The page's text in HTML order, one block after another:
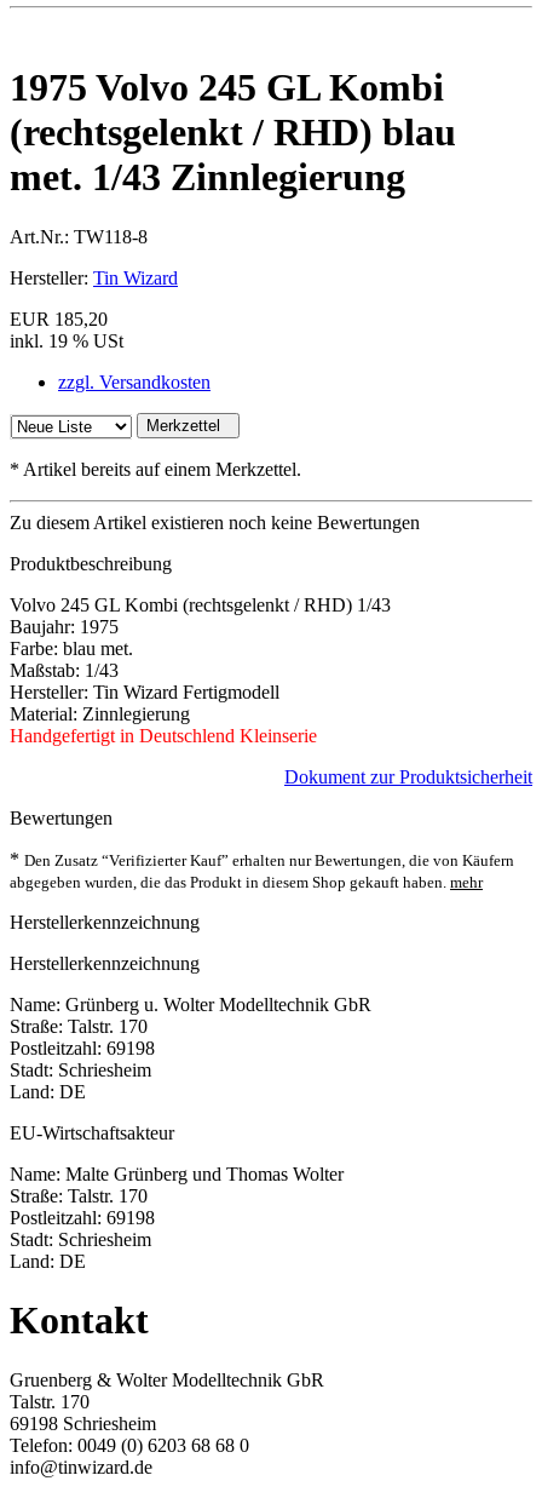
1975 Volvo 245 GL Kombi
(rechtsgelenkt / RHD) blau
met. 1/43 Zinnlegierung
Art.Nr.: TW118-8
Hersteller: Tin Wizard
EUR 185,20
inkl. 19 % USt
zzgl. Versandkosten
Merkzettel
* Artikel bereits auf einem Merkzettel.
Zu diesem Artikel existieren noch keine Bewertungen
Produktbeschreibung
Volvo 245 GL Kombi (rechtsgelenkt / RHD) 1/43
Baujahr: 1975
Farbe: blau met.
Maßstab: 1/43
Hersteller: Tin Wizard Fertigmodell
Material: Zinnlegierung
Handgefertigt in Deutschlend Kleinserie
Dokument zur Produktsicherheit
Bewertungen
* Den Zusatz “Verifizierter Kauf” erhalten nur Bewertungen, die von Käufern
abgegeben wurden, die das Produkt in diesem Shop gekauft haben. mehr
Herstellerkennzeichnung
Herstellerkennzeichnung
Name: Grünberg u. Wolter Modelltechnik GbR
Straße: Talstr. 170
Postleitzahl: 69198
Stadt: Schriesheim
Land: DE
EU-Wirtschaftsakteur
Name: Malte Grünberg und Thomas Wolter
Straße: Talstr. 170
Postleitzahl: 69198
Stadt: Schriesheim
Land: DE
Kontakt
Gruenberg & Wolter Modelltechnik GbR
Talstr. 170
69198 Schriesheim
Telefon: 0049 (0) 6203 68 68 0
info@tinwizard.de